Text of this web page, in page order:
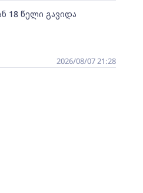
18 წელი გავიდა
2026/08/07 21:28